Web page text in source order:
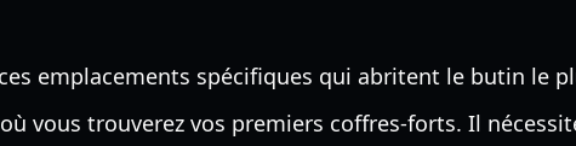
emplacements spécifiques qui abritent le butin le
vous trouverez vos premiers coffres-forts. Il